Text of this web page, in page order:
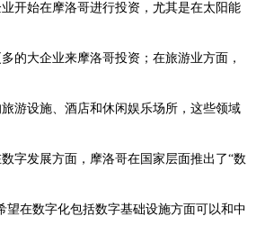
开始在摩洛哥进行投资，尤其是在太阳能
的大企业来摩洛哥投资；在旅游业方面，
游设施、酒店和休闲娱乐场所，这些领域
字发展方面，摩洛哥在国家层面推出了“数
望在数字化包括数字基础设施方面可以和中